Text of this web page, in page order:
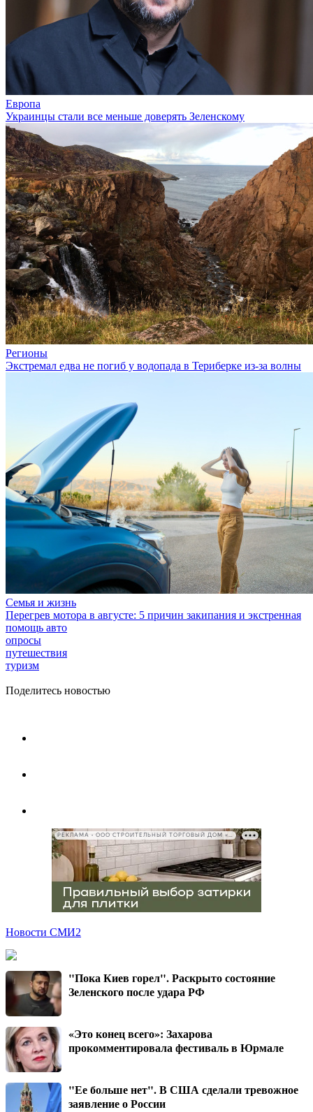
Европа
Украинцы стали все меньше доверять Зеленскому
Регионы
Экстремал едва не погиб у водопада в Териберке из-за волны
Семья и жизнь
Перегрев мотора в августе: 5 причин закипания и экстренная
помощь авто
опросы
путешествия
туризм
Поделитесь новостью
РЕКЛАМА • ООО СТРОИТЕЛЬНЫЙ ТОРГОВЫЙ ДОМ «ПЕТРОВИЧ», ИНН 7802348846
Новости СМИ2
"Пока Киев горел". Раскрыто состояние
Зеленского после удара РФ
«Это конец всего»: Захарова
прокомментировала фестиваль в Юрмале
"Ее больше нет". В США сделали тревожное
заявление о России